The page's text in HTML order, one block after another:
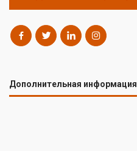
Дополнительная информация